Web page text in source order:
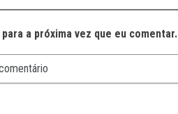
a próxima vez que eu comentar.